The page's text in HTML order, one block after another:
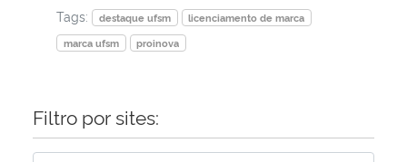
Gabinete de Segurança Institucional
Banco Central do Brasil
Tags:
destaque ufsm
licenciamento de marca
marca ufsm
proinova
Filtro por sites: